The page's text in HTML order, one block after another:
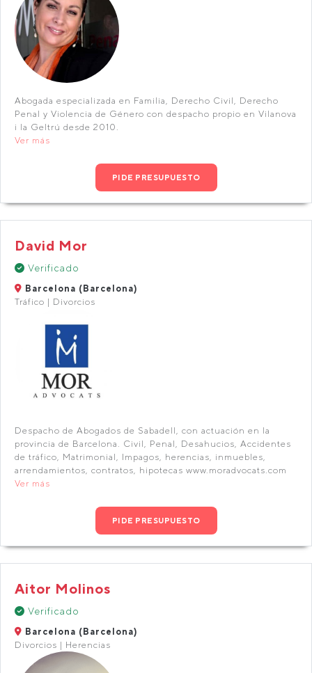
Abogada especializada en Familia, Derecho Civil, Derecho
Penal y Violencia de Género con despacho propio en Vilanova
i la Geltrú desde 2010.
Ver más
PIDE PRESUPUESTO
David Mor
Verificado
Barcelona (Barcelona)
Tráfico | Divorcios
Despacho de Abogados de Sabadell, con actuación en la
provincia de Barcelona. Civil, Penal, Desahucios, Accidentes
de tráfico, Matrimonial, Impagos, herencias, inmuebles,
arrendamientos, contratos, hipotecas www.moradvocats.com
Ver más
PIDE PRESUPUESTO
Aitor Molinos
Verificado
Barcelona (Barcelona)
Divorcios | Herencias